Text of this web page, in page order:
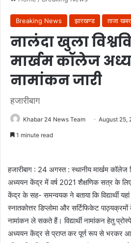
Breaking News झारखण्ड ताजा खबर
नालंदा खुला
मार्खम कॉलेज
नामांकन जारी
हजारीबाग
Khabar 24 News Team August 25,
1 minute read
हजारीबाग : 24 अगस्त : स्थानीय मार्खम कॉलेज
अध्ययन केंद्र में वर्ष 2021 शैक्षणिक सत्र के
केंद्र के सह- समन्वयक ने बताया कि विद्यार्थी
स्नातकोत्तर डिप्लोमा और सर्टिफिकेट
नामांकन ले सकते हैं। विद्यार्थी नामांकन हेतु
अध्ययन केंद्र से प्राप्त कर पूर्ण रूप से भरकर